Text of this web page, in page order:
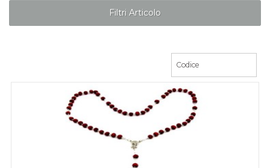
Filtri Articolo